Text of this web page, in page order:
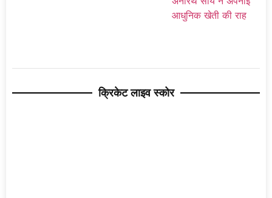
क्रिकेट लाइव स्कोर